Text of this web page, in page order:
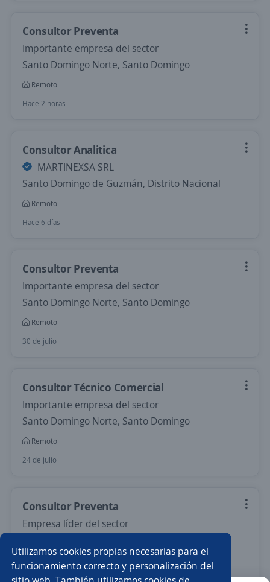
Utilizamos cookies propias necesarias para el
funcionamiento correcto y personalización del
Consultor Preventa
Importante empresa del sector
Santo Domingo Norte, Santo Domingo
Remoto
Hace 2 horas
Consultor Analitica
MARTINEXSA SRL
Santo Domingo de Guzmán, Distrito Nacional
Remoto
Hace 6 días
Consultor Preventa
Importante empresa del sector
Santo Domingo Norte, Santo Domingo
Remoto
30 de julio
Consultor Técnico Comercial
Importante empresa del sector
Santo Domingo Norte, Santo Domingo
Remoto
24 de julio
Consultor Preventa
Empresa líder del sector
Remoto
19 de julio